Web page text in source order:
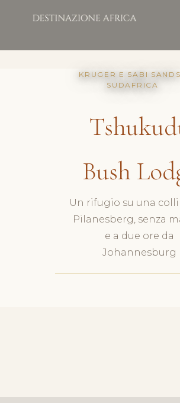
KRUGER E SABI SANDS
SUDAFRICA
Bush
Un rifugio su una
Pilanesberg, senza
e a due ore da
Johannesburg